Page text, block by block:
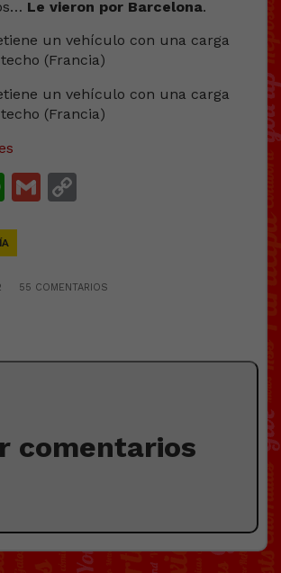
Le vieron por Barcelona.
WhatsApp
Gmail
55 COMENTARIOS
comentarios